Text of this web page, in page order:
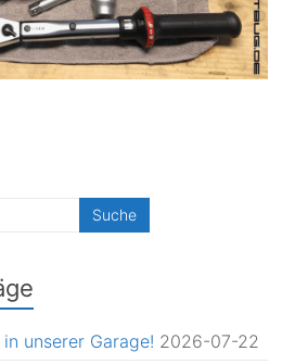
unserer Garage! 2026-07-22